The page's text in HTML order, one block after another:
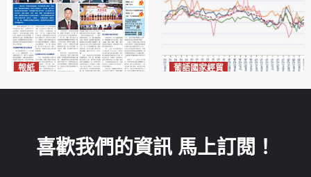
報紙 葡語國家經貿
喜歡我們的資訊 馬上訂閱！